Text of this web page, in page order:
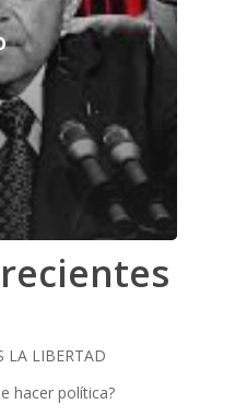
LA LIBERTAD
hacer política?